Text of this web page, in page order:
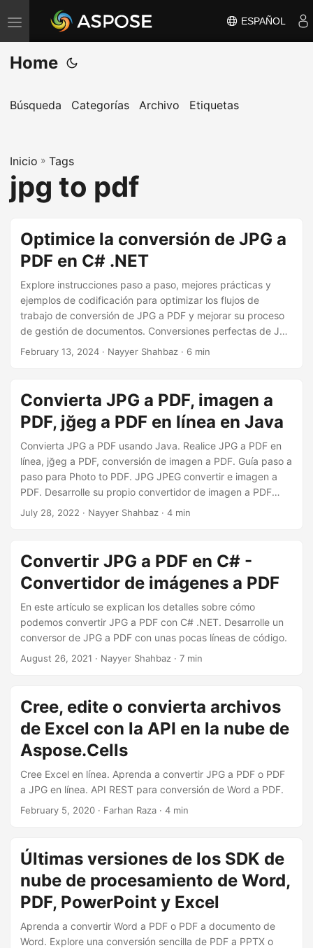
A
l
t
r
r
n
a
ESPAÑOL
Home
Búsqueda Categorías Archivo Etiquetas
Inicio » Tags
jpg to pdf
Optimice la conversión de JPG a
PDF en C# .NET
Explore instrucciones paso a paso, mejores prácticas y
ejemplos de codificación para optimizar los flujos de
trabajo de conversión de JPG a PDF y mejorar su proceso
de gestión de documentos. Conversiones perfectas de JPG
a PDF utilizando .NET REST API.
February 13, 2024 · Nayyer Shahbaz · 6 min
Convierta JPG a PDF, imagen a
PDF, jğeg a PDF en línea en Java
Convierta JPG a PDF usando Java. Realice JPG a PDF en
línea, jğeg a PDF, conversión de imagen a PDF. Guía paso a
paso para Photo to PDF. JPG JPEG convertir e imagen a
PDF. Desarrolle su propio convertidor de imagen a PDF
utilizando la API REST
July 28, 2022 · Nayyer Shahbaz · 4 min
Convertir JPG a PDF en C# -
Convertidor de imágenes a PDF
En este artículo se explican los detalles sobre cómo
podemos convertir JPG a PDF con C# .NET. Desarrolle un
conversor de JPG a PDF con unas pocas líneas de código.
August 26, 2021 · Nayyer Shahbaz · 7 min
Cree, edite o convierta archivos
de Excel con la API en la nube de
Aspose.Cells
Cree Excel en línea. Aprenda a convertir JPG a PDF o PDF
a JPG en línea. API REST para conversión de Word a PDF.
February 5, 2020 · Farhan Raza · 4 min
Últimas versiones de los SDK de
nube de procesamiento de Word,
PDF, PowerPoint y Excel
Aprenda a convertir Word a PDF o PDF a documento de
Word. Explore una conversión sencilla de PDF a PPTX o